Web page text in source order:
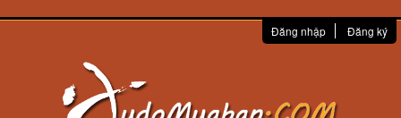
Đăng nhập Đăng ký